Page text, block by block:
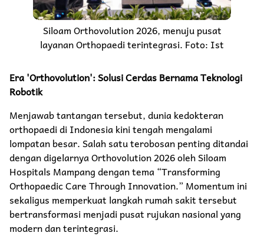
Siloam Orthovolution 2026, menuju pusat
layanan Orthopaedi terintegrasi. Foto: Ist
Era 'Orthovolution': Solusi Cerdas Bernama Teknologi
Robotik
Menjawab tantangan tersebut, dunia kedokteran
orthopaedi di Indonesia kini tengah mengalami
lompatan besar. Salah satu terobosan penting ditandai
dengan digelarnya Orthovolution 2026 oleh Siloam
Hospitals Mampang dengan tema “Transforming
Orthopaedic Care Through Innovation.” Momentum ini
sekaligus memperkuat langkah rumah sakit tersebut
bertransformasi menjadi pusat rujukan nasional yang
modern dan terintegrasi.